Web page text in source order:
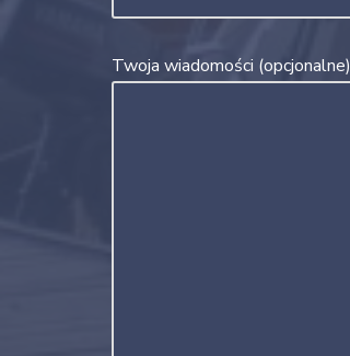
Twoja wiadomości (opcjonalne)